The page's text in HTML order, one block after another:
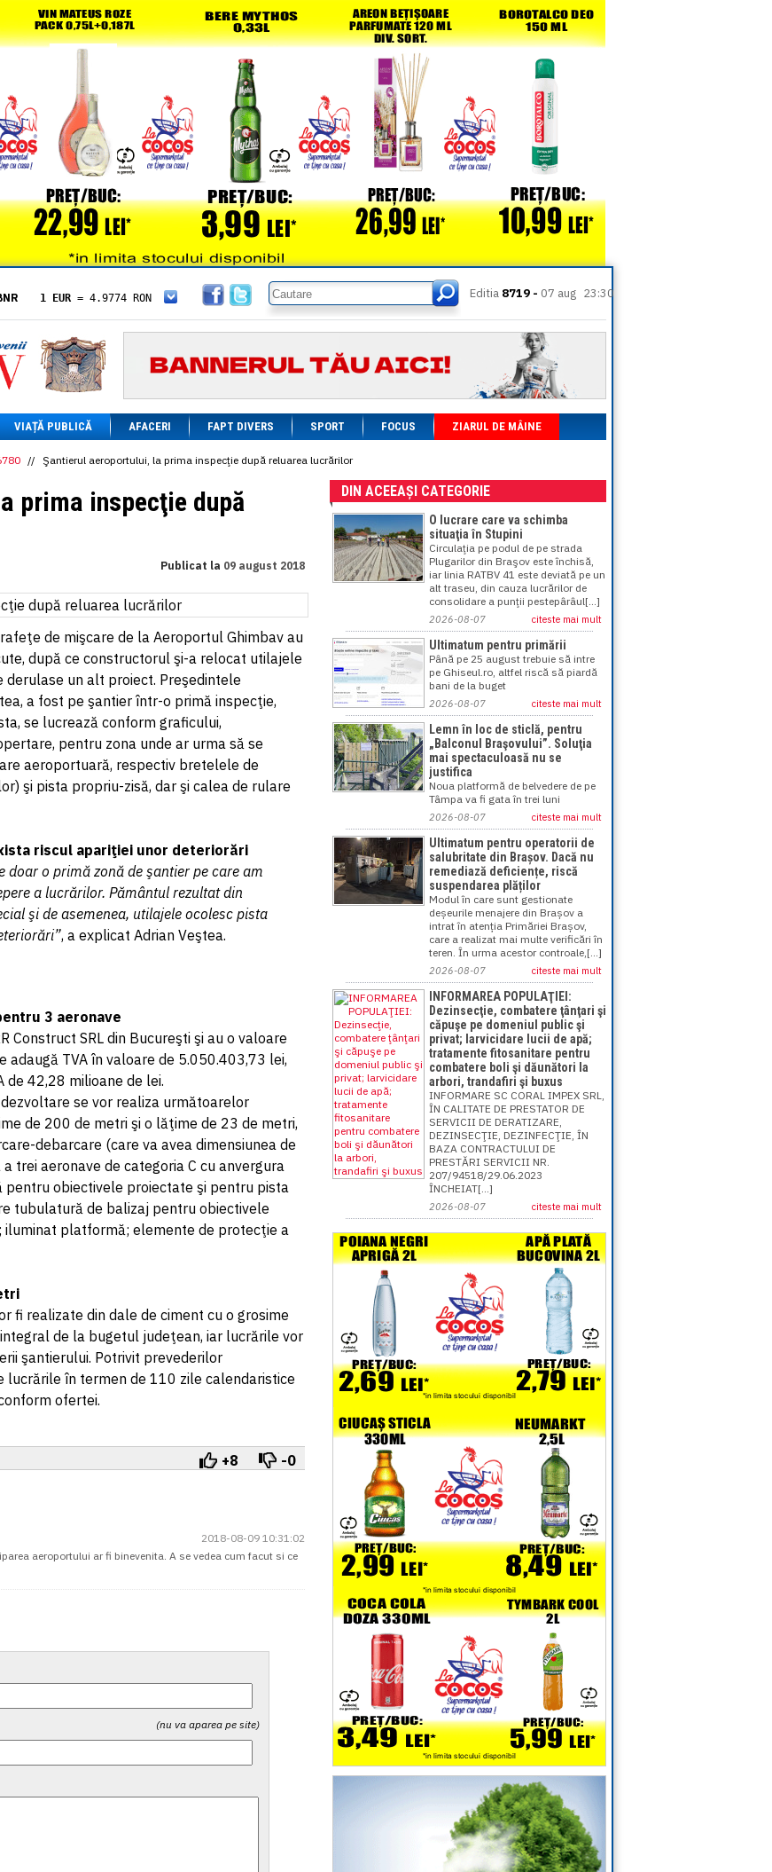
1 EUR = 4.9774 RON
= 5.8304 RON
1 XAU= 464.4611 RON
1 AED= 1.1933 RON
1 AUD= 2.7957 RON
1 BGN= 2.5449 RON
1 CAD= 3.1559 RON
1 CHF= 5.2813 RON
1 CNY= 0.6015 RON
1 DKK
= 0.6668 RON
= 0.0860 RON
1 MXN= 0.2227 RON
1 NOK= 0.4191 RON
1 NZD= 2.6097 RON
1 RSD= 0.0425 RON
1 RUB= 0.0530 RON
1 SEK= 0.4526 RON
1 TRY
= 0.1141 RON
1 UAH= 0.1048 RON
1 XDR= 5.9383 RON
1 ZAR= 0.2318 RON
Editia 8719 - 07 aug 23:30
VIAȚĂ PUBLICĂ AFACERI FAPT DIVERS SPORT FOCUS ZIARUL DE MÂINE
// Şantierul aeroportului, la prima inspecţie după reluarea lucrărilor
prima inspecţie după
Publicat la 09 august 2018
de mişcare de la Aeroportul Ghimbav au
după ce constructorul şi-a relocat utilajele
derulase un alt proiect. Preşedintele
a fost pe şantier într-o primă inspecţie,
se lucrează conform graficului,
pentru zona unde ar urma să se
aeroportuară, respectiv bretelele de
şi pista propriu-zisă, dar şi calea de rulare
riscul apariţiei unor deteriorări
o primă zonă de şantier pe care am
a lucrărilor. Pământul rezultat din
şi de asemenea, utilajele ocolesc pista
, a explicat Adrian Veştea.
3 aeronave
Construct SRL din Bucureşti şi au o valoare
adaugă TVA în valoare de 5.050.403,73 lei,
42,28 milioane de lei.
se vor realiza următoarelor
de 200 de metri şi o lăţime de 23 de metri,
debarcare (care va avea dimensiunea de
trei aeronave de categoria C cu anvergura
obiectivele proiectate şi pentru pista
tubulatură de balizaj pentru obiectivele
platformă; elemente de protecţie a
fi realizate din dale de ciment cu o grosime
de la bugetul judeţean, iar lucrările vor
şantierului. Potrivit prevederilor
în termen de 110 zile calendaristice
ofertei.
+8 -0
2018-08-09 10:31:02
aeroportului ar fi binevenita. A se vedea cum facut si ce
(nu va aparea pe site)
DIN ACEEAȘI CATEGORIE
O lucrare care va schimba
situaţia în Stupini
Circulaţia pe podul de pe strada
Plugarilor din Braşov este închisă,
iar linia RATBV 41 este deviată pe un
alt traseu, din cauza lucrărilor de
consolidare a punţii pestepârâul[...]
2026-08-07 citeste mai mult
Ultimatum pentru primării
Până pe 25 august trebuie să intre
pe Ghiseul.ro, altfel riscă să piardă
bani de la buget
2026-08-07 citeste mai mult
Lemn în loc de sticlă, pentru
„Balconul Braşovului”. Soluţia
mai spectaculoasă nu se
justifica
Noua platformă de belvedere de pe
Tâmpa va fi gata în trei luni
2026-08-07 citeste mai mult
Ultimatum pentru operatorii de
salubritate din Brașov. Dacă nu
remediază deficiențe, riscă
suspendarea plăților
Modul în care sunt gestionate
deșeurile menajere din Brașov a
intrat în atenția Primăriei Brașov,
care a realizat mai multe verificări în
teren. În urma acestor controale,[...]
2026-08-07 citeste mai mult
INFORMAREA POPULAŢIEI:
Dezinsecţie, combatere ţânţari şi
căpuşe pe domeniul public şi
privat; larvicidare lucii de apă;
tratamente fitosanitare pentru
combatere boli şi dăunători la
arbori, trandafiri şi buxus
INFORMARE SC CORAL IMPEX SRL,
ÎN CALITATE DE PRESTATOR DE
SERVICII DE DERATIZARE,
DEZINSECŢIE, DEZINFECŢIE, ÎN
BAZA CONTRACTULUI DE
PRESTĂRI SERVICII NR.
207/94518/29.06.2023
ÎNCHEIAT[...]
2026-08-07 citeste mai mult